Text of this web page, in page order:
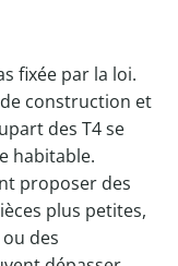
fixée par la loi.
de construction et
des T4 se
habitable.
proposer des
plus petites,
des